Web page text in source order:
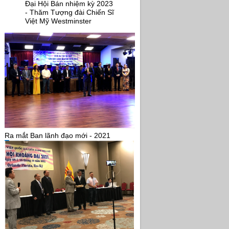
Đại Hội Bán nhiệm kỳ 2023
- Thăm Tượng đài Chiến Sĩ
Việt Mỹ Westminster
Ra mắt Ban lãnh đạo mới - 2021